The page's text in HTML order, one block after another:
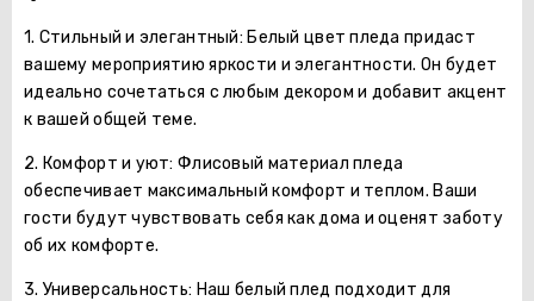
1. Стильный и элегантный: Белый цвет пледа придаст
вашему мероприятию яркости и элегантности. Он будет
идеально сочетаться с любым декором и добавит акцент
к вашей общей теме.
2. Комфорт и уют: Флисовый материал пледа
обеспечивает максимальный комфорт и теплом. Ваши
гости будут чувствовать себя как дома и оценят заботу
об их комфорте.
3. Универсальность: Наш белый плед подходит для